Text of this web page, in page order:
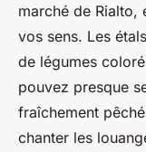
marché de Rialto,
vos sens. Les
de légumes
pouvez presque
fraîchement
chanter les